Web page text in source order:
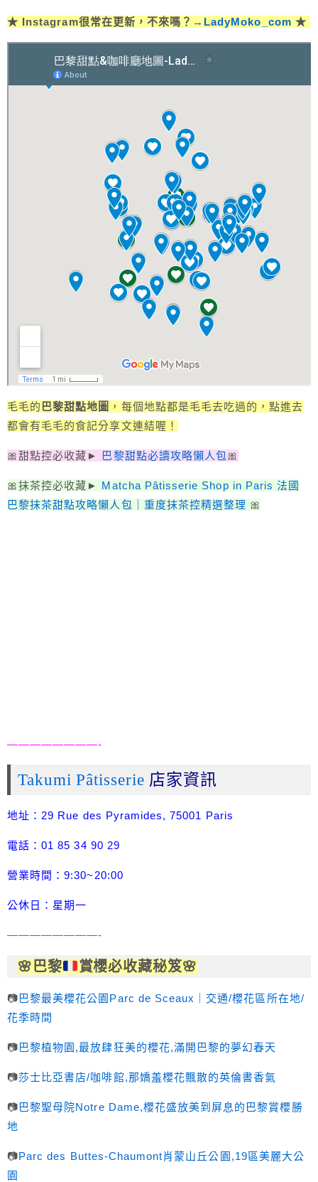
★ Instagram很常在更新，不來嗎？→ LadyMoko_com ★
毛毛的 巴黎甜點地圖 ，每個地點都是毛毛去吃過的，點進去
都會有毛毛的食記分享文連結喔！
🎀甜點控必收藏► 巴黎甜點必讀攻略懶人包🎀
🎀抹茶控必收藏► Matcha Pâtisserie Shop in Paris 法國
巴黎抹茶甜點攻略懶人包｜重度抹茶控精選整理 🎀
————————-
Takumi Pâtisserie 店家資訊
地址：29 Rue des Pyramides, 75001 Paris
電話：01 85 34 90 29
營業時間：9:30~20:00
公休日：星期一
————————-
🌸巴黎 賞櫻必收藏秘笈🌸
📷 巴黎最美櫻花公園Parc de Sceaux｜交通/櫻花區所在地/
花季時間
📷 巴黎植物園,最放肆狂美的櫻花,滿開巴黎的夢幻春天
📷莎士比亞書店/咖啡館,那嬌羞櫻花飄散的英倫書香氣
📷 巴黎聖母院Notre Dame,櫻花盛放美到屏息的巴黎賞櫻勝
地
📷Parc des Buttes-Chaumont肖蒙山丘公園,19區美麗大公
園